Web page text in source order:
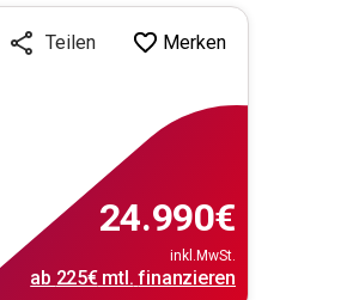
Teilen Merken
24.990€
inkl.MwSt.
ab 225€mtl. finanzieren